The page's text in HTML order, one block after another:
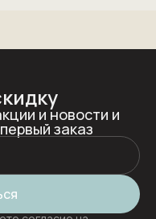
и новости и
заказ